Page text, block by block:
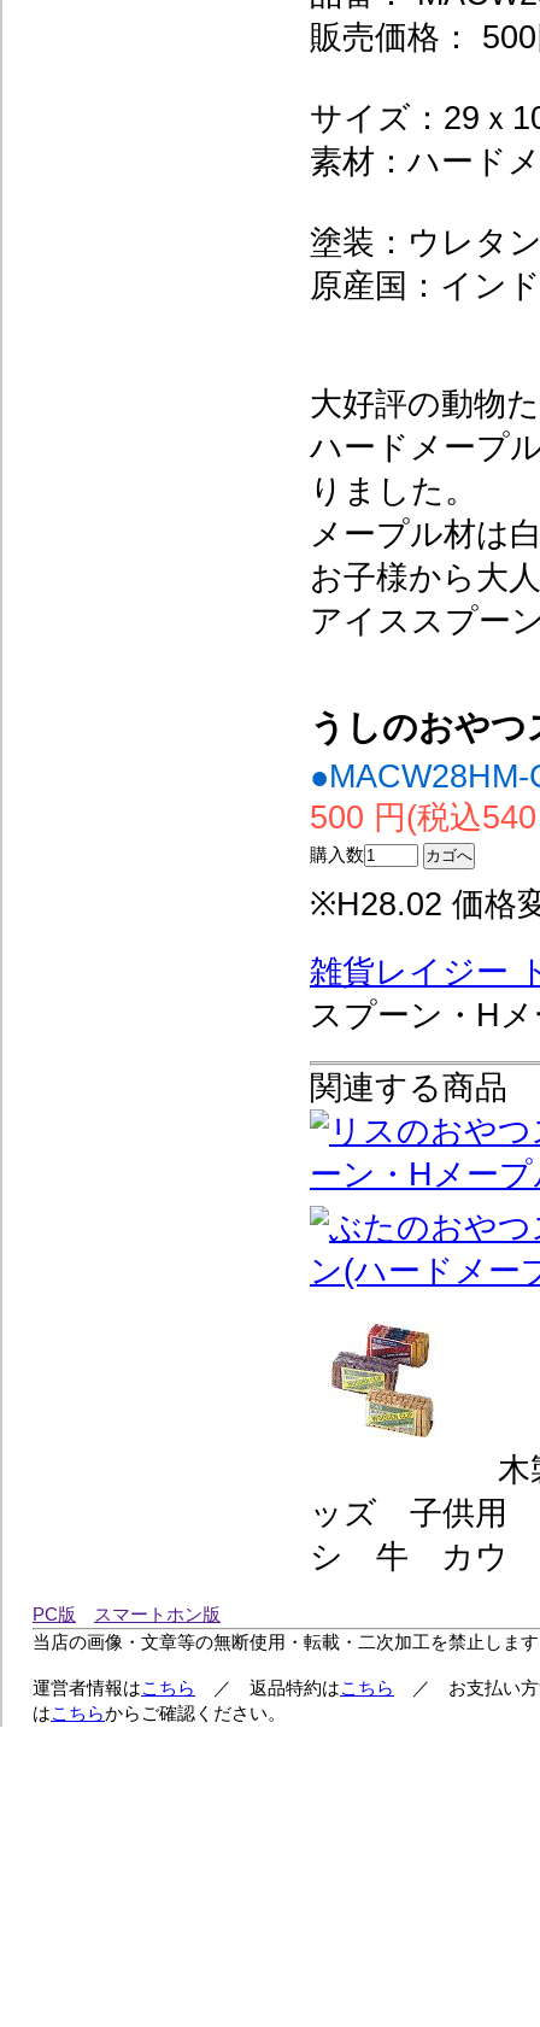
販売価格：
サイズ：29ｘ
素材：ハード
塗装：ウレタ
原産国：イン
大好評の動物
ハードメープ
りました。
メープル材は
お子様から大
アイススプー
うしのおやつ
●MACW28HM-
500 円(税込
購入数
※H28.02 価格
雑貨レイジー
スプーン・H
関連する商品
ッズ 子供用
シ 牛 カウ
PC版
スマートホン版
当店の画像・文章等の無断使用・転載・二次加工を禁止しま
運営者情報はこちら ／ 返品特約はこちら
／ お支払い方
はこちらからご確認ください。